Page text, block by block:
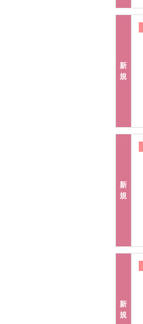
新
規
新
規
新
規